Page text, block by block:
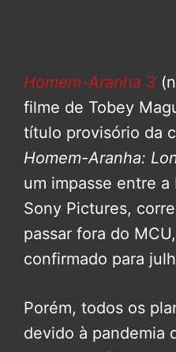
Homem-Aranha 3
filme de Tobey
título provisório da
Homem-Aranha:
um impasse entre
Sony Pictures,
passar fora do
confirmado para
Porém, todos os
devido à pandemia